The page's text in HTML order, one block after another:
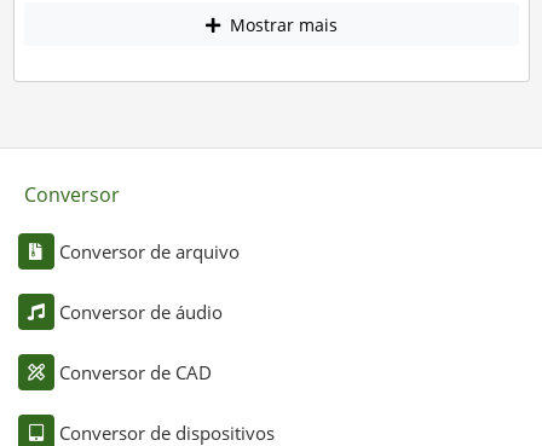
Mostrar mais
Conversor
Conversor de arquivo
Conversor de áudio
Conversor de CAD
Conversor de dispositivos